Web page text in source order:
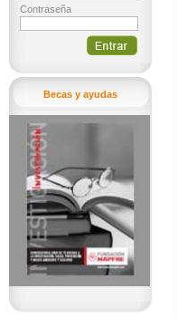
Contraseña
Becas y ayudas